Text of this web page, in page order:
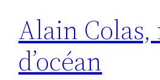
Alain Colas,
d’océan